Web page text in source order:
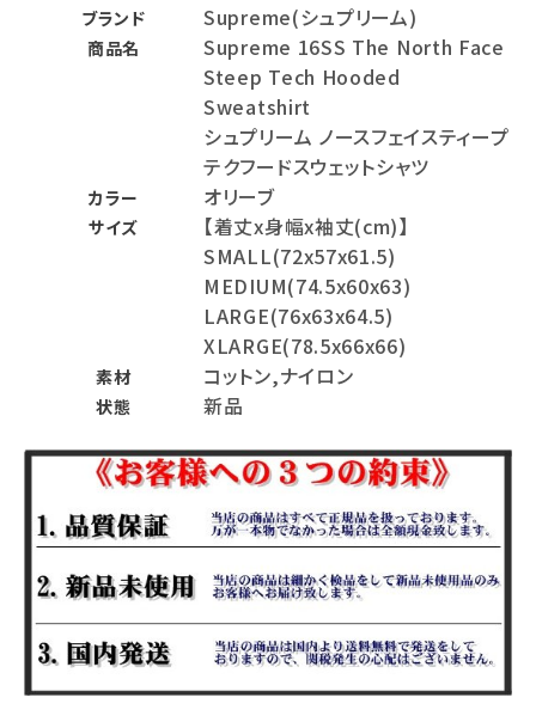
ブランド Supreme(シュプリーム)
商品名
Supreme 16SS The North Face
Steep Tech Hooded
Sweatshirt
シュプリーム ノースフェイスティープ
テクフードスウェットシャツ
カラー オリーブ
サイズ
【着丈x身幅x袖丈(cm)】
SMALL(72x57x61.5)
MEDIUM(74.5x60x63)
LARGE(76x63x64.5)
XLARGE(78.5x66x66)
素材 コットン,ナイロン
状態 新品